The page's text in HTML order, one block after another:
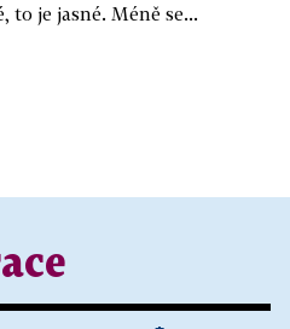
je jasné. Méně se...